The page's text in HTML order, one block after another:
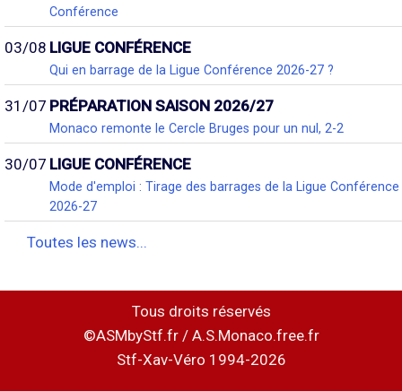
Conférence
03/08 LIGUE CONFÉRENCE
Qui en barrage de la Ligue Conférence 2026-27 ?
31/07 PRÉPARATION SAISON 2026/27
Monaco remonte le Cercle Bruges pour un nul, 2-2
30/07 LIGUE CONFÉRENCE
Mode d'emploi : Tirage des barrages de la Ligue Conférence
2026-27
Toutes les news...
Tous droits réservés
©ASMbyStf.fr / A.S.Monaco.free.fr
Stf-Xav-Véro 1994-2026